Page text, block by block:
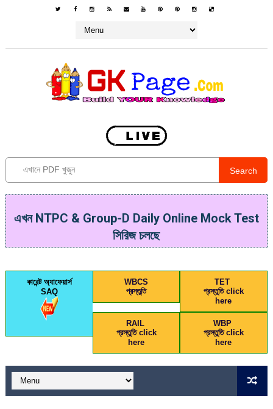
Search
এখন NTPC & Group-D Daily Online Mock Test
সিরিজ চলছে
কারেন্ট অ্যাফেয়ার্স
SAQ
WBCS
প্রস্তুতি
TET
প্রস্তুতি click
here
RAIL
প্রস্তুতি click
here
WBP
প্রস্তুতি click
here